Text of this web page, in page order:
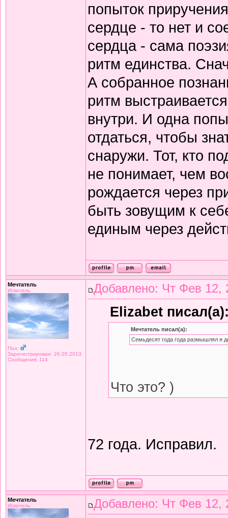
попыток
сердце - то нет и
сердца - сама
ритм единства.
А собранное
ритм
внутри. И одна
отдаться, чтобы
снаружи. Тот, кто
не понимает, чем
рождается через
быть зовущим к
единым через
Мечтатель
Искатель
Пол:
Зарегистрирован: 26.05.2013
Сообщения: 114
Добавлено: Чт Фев 12,
Elizabet
Мечтатель писал(а):
Семьдесят года года размышлял я
Что это? )
72 года. Исправил.
Мечтатель
Искатель Добавлено: Чт Фев 12,